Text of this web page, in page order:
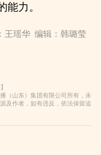
能力。
王瑶华 编辑：韩璐莹
（山东）集团有限公司所有，未
及作者，如有违反，依法保留追